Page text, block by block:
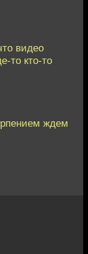
видео
то кто-то
ждем